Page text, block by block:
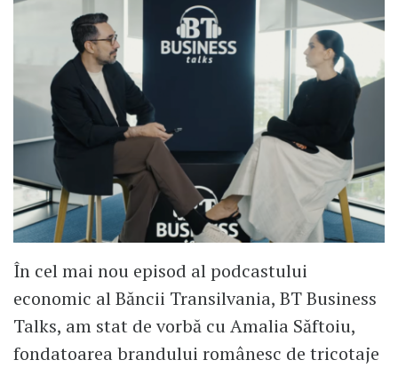
În cel mai nou episod al podcastului
economic al Băncii Transilvania, BT Business
Talks, am stat de vorbă cu Amalia Săftoiu,
fondatoarea brandului românesc de tricotaje